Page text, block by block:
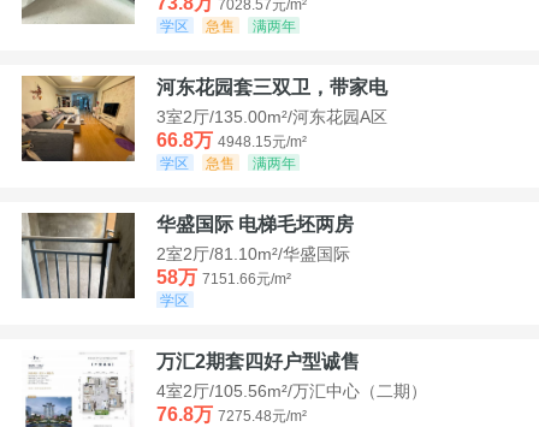
7028.57元/m²
学区
急售 满两年
河东花园套三双卫，带家电
3室2厅/135.00m²/河东花园A区
66.8万 4948.15元/m²
学区
急售 满两年
华盛国际 电梯毛坯两房
2室2厅/81.10m²/华盛国际
58万 7151.66元/m²
学区
万汇2期套四好户型诚售
4室2厅/105.56m²/万汇中心（二期）
76.8万 7275.48元/m²